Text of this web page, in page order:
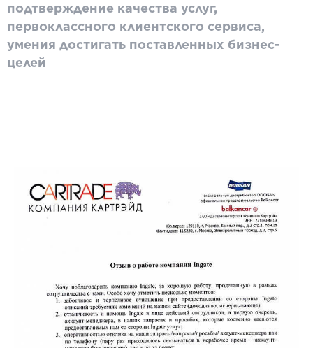
подтверждение качества услуг,
первоклассного клиентского сервиса,
умения достигать поставленных бизнес-
целей